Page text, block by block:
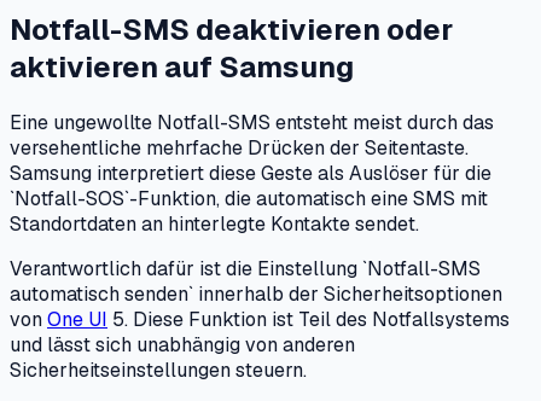
Notfall-SMS deaktivieren oder
aktivieren auf Samsung
Eine ungewollte Notfall-SMS entsteht meist durch das
versehentliche mehrfache Drücken der Seitentaste.
Samsung interpretiert diese Geste als Auslöser für die
`Notfall-SOS`-Funktion, die automatisch eine SMS mit
Standortdaten an hinterlegte Kontakte sendet.
Verantwortlich dafür ist die Einstellung `Notfall-SMS
automatisch senden` innerhalb der Sicherheitsoptionen
vonOne UI 5. Diese Funktion ist Teil des Notfallsystems
und lässt sich unabhängig von anderen
Sicherheitseinstellungen steuern.